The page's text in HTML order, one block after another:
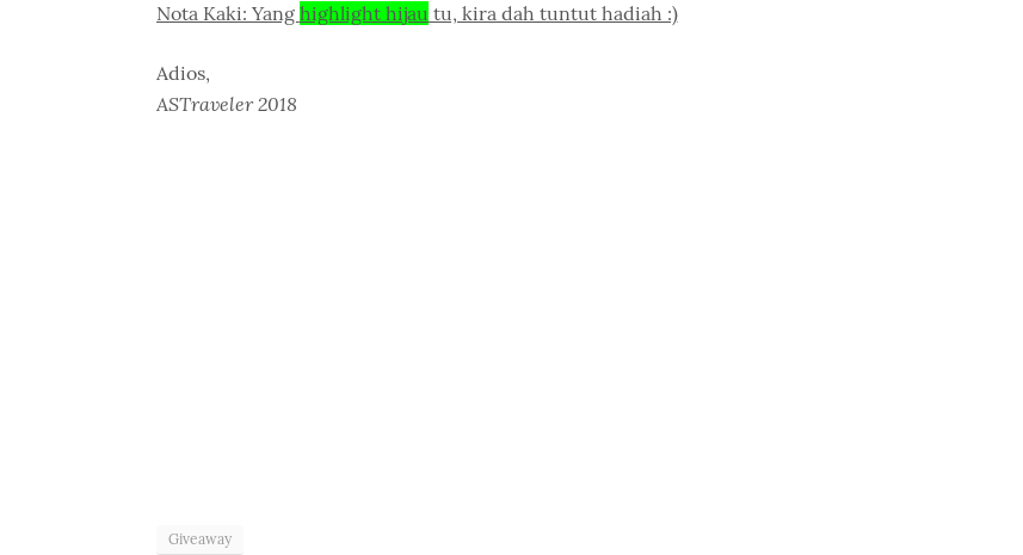
Nota Kaki: Yang highlight hijau tu, kira dah tuntut hadiah :)
Adios,
ASTraveler 2018
Giveaway